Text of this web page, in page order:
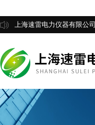
上海速雷电力仪器有限公司